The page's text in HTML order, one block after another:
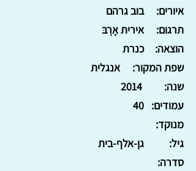
בוב גרהם
איורים:
אירית אֶרְבּ
תרגום:
כנרת
הוצאה:
אנגלית
שפת המקור:
2014
שנה:
40 עמודים:
מנוקד:
גן-אלף-בית
גיל:
סדרה: